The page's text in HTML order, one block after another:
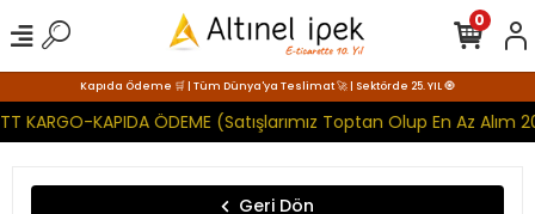
Kapıda Ödeme 🛒 | Tüm Dünya'ya Teslimat 🚀 | Sektörde 25. YIL 🧿
KAPIDA ÖDEME (Satışlarımız Toptan Olup En Az Alım
0
Geri Dön